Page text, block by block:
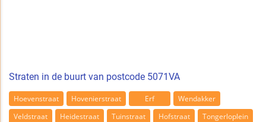
Straten in de buurt van postcode 5071VA
Hoevenstraat Hovenierstraat Erf
Wendakker
Veldstraat
Heidestraat Tuinstraat Hofstraat
Tongerloplein